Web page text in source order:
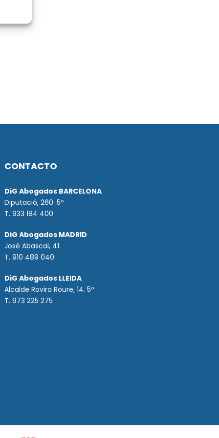
CONTACTO
DiG Abogados BARCELONA
Diputació, 260. 5º
T. 933 184 400
DiG Abogados MADRID
José Abascal, 41.
T.910 489 040
DiG Abogados LLEIDA
Alcalde Rovira Roure, 14. 5º
T. 973 225 275